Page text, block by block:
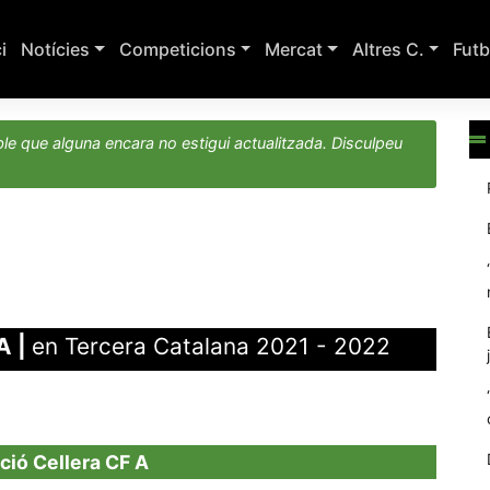
Notícies Competicions Mercat Altres C.
que alguna encara no estigui actualitzada. Disculpeu
en Tercera Catalana 2021 - 2022
Cellera CF A